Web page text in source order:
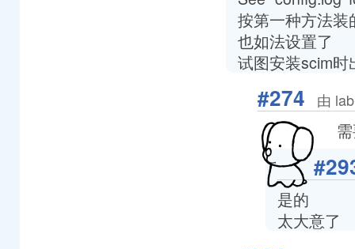
按第一种方法装
也如法设置了
试图安装scim时
#274 由
是的
太大意了